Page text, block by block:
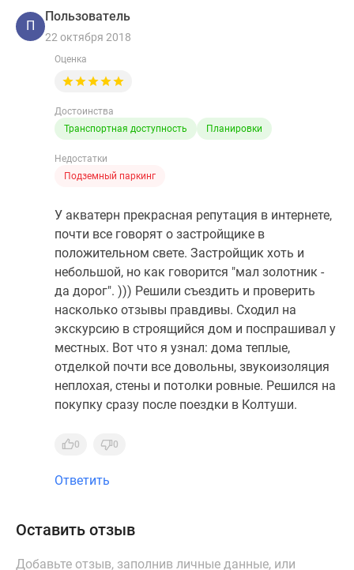
П
Пользователь
22 октября 2018
Оценка
Достоинства
Транспортная доступность
Планировки
Недостатки
Подземный паркинг
У акватерн прекрасная репутация в интернете,
почти все говорят о застройщике в
положительном свете. Застройщик хоть и
небольшой, но как говорится "мал золотник -
да дорог". ))) Решили съездить и проверить
насколько отзывы правдивы. Сходил на
экскурсию в строящийся дом и поспрашивал у
местных. Вот что я узнал: дома теплые,
отделкой почти все довольны, звукоизоляция
неплохая, стены и потолки ровные. Решился на
покупку сразу после поездки в Колтуши.
0 0
Ответить
Оставить отзыв
Добавьте отзыв, заполнив личные данные, или